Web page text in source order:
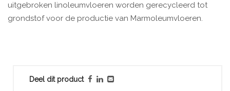
Deel dit product
uitgebroken linoleumvloeren worden gerecycleerd tot
grondstof voor de productie van Marmoleumvloeren.